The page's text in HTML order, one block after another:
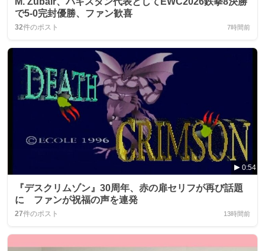
で5-0完封優勝、ファン歓喜
32件のポスト 7時間前
0:54
『デスクリムゾン』30周年、赤の扉セリフが再び話題
に ファンが祝福の声を連発
27件のポスト 13時間前